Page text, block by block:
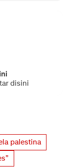
disini
palestina